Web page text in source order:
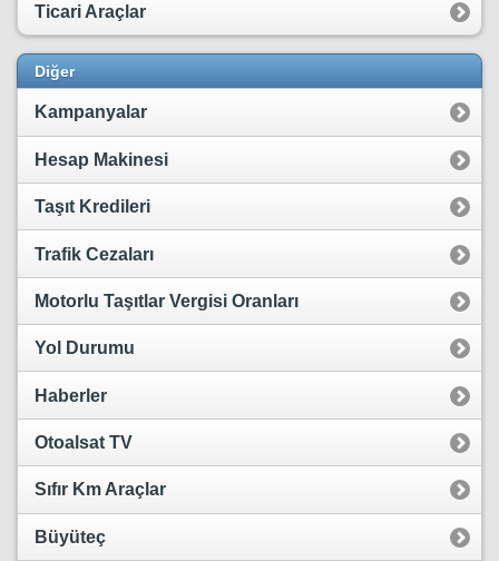
Ticari Araçlar
Diğer
Kampanyalar
Hesap Makinesi
Taşıt Kredileri
Trafik Cezaları
Motorlu Taşıtlar Vergisi Oranları
Yol Durumu
Haberler
Otoalsat TV
Sıfır Km Araçlar
Büyüteç